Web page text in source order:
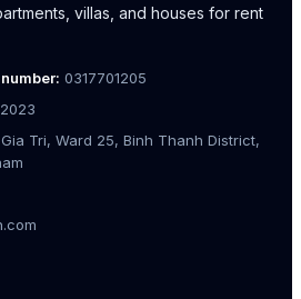
villas, and houses for rent
0317701205
Tri, Ward 25, Binh Thanh District,